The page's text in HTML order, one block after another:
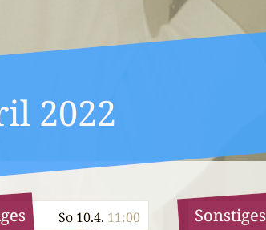
2022
So 10.4. 11:00 Sonstiges